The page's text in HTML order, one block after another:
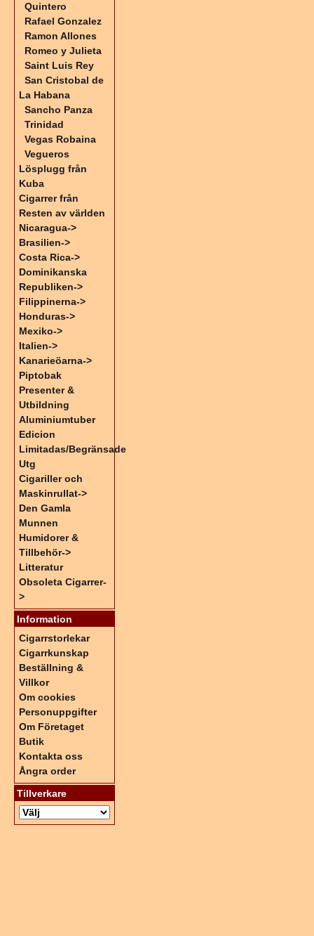
Quintero
Rafael Gonzalez
Ramon Allones
Romeo y Julieta
Saint Luis Rey
San Cristobal de
La Habana
Sancho Panza
Trinidad
Vegas Robaina
Vegueros
Lösplugg från
Kuba
Cigarrer från
Resten av världen
Nicaragua->
Brasilien->
Costa Rica->
Dominikanska
Republiken->
Filippinerna->
Honduras->
Mexiko->
Italien->
Kanarieöarna->
Piptobak
Presenter &
Utbildning
Aluminiumtuber
Edicion
Limitadas/Begränsade
Utg
Cigariller och
Maskinrullat->
Den Gamla
Munnen
Humidorer &
Tillbehör->
Litteratur
Obsoleta Cigarrer-
>
Information
Cigarrstorlekar
Cigarrkunskap
Beställning &
Villkor
Om cookies
Personuppgifter
Om Företaget
Butik
Kontakta oss
Ångra order
Tillverkare